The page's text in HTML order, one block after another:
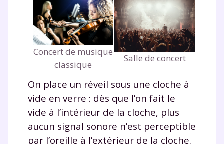
Concert de musique
classique
Salle de concert
On place un réveil sous une cloche à
vide en verre : dès que l’on fait le
vide à l’intérieur de la cloche, plus
aucun signal sonore n’est perceptible
par l’oreille à l’extérieur de la cloche.
Tout le programme scolaire du CP à
la Terminale
Des profs expérimentés disponibles
à la demande par tchat, audio ou
vidéo
TESTER GRATUITEMENT
* Votre code d'accès sera envoyé à cette adresse e-mail. En